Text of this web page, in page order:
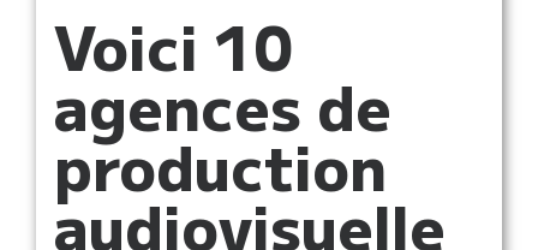
Voici 10
agences de
production
audiovisuelle